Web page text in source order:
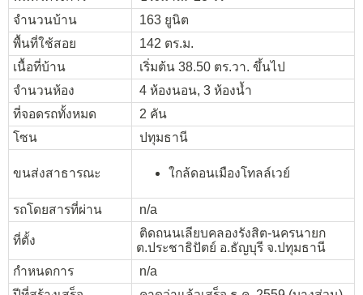
จำนวนบ้าน
163 ยูนิต
พื้นที่ใช้สอย
142 ตร.ม.
เนื้อที่บ้าน
เริ่มต้น 38.50 ตร.วา. ขึ้นไป
จำนวนห้อง
4 ห้องนอน, 3 ห้องน้ำ
ที่จอดรถทั้งหมด
2 คัน
โซน
ปทุมธานี
ขนส่งสาธารณะ ใกล้ดอนเมืองโทลล์เวย์
รถโดยสารที่ผ่าน n/a
ที่ตั้ง
ติดถนนเลียบคลองรังสิต-นครนายก
ต.ประชาธิปัตย์ อ.ธัญบุรี จ.ปทุมธานี
กำหนดการ
n/a